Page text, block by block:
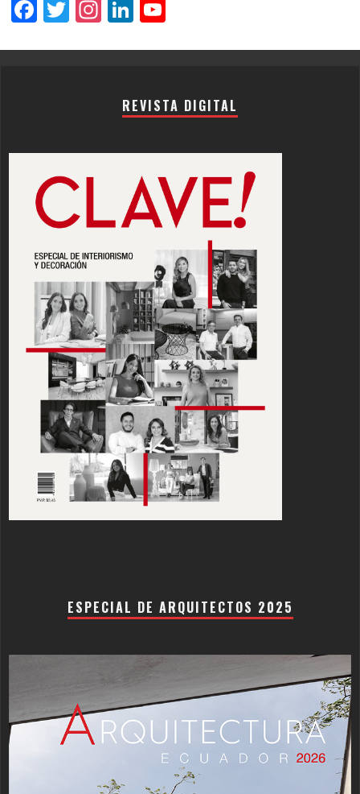
Facebook
Twitter
Instagram
LinkedIn
REVISTA DIGITAL
ESPECIAL DE ARQUITECTOS 2025